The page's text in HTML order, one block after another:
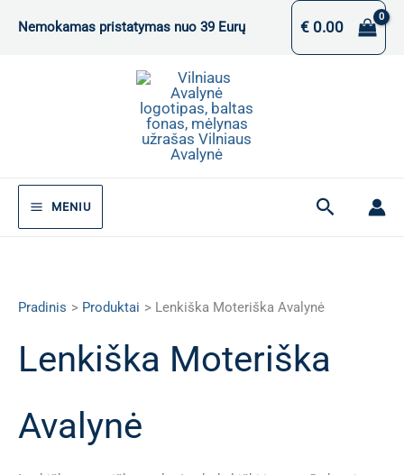
Nemokamas pristatymas nuo 39 Eurų €0.00
MENIU Paieška
Pradinis Produktai Lenkiška Moteriška Avalynė
Lenkiška Moteriška
Avalynė